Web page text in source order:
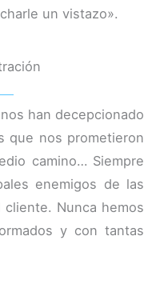
un vistazo».
han decepcionado
que nos prometieron
camino… Siempre
enemigos de las
Nunca hemos
y con tantas